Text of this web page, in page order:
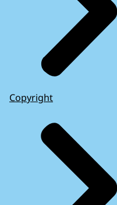
Copyright